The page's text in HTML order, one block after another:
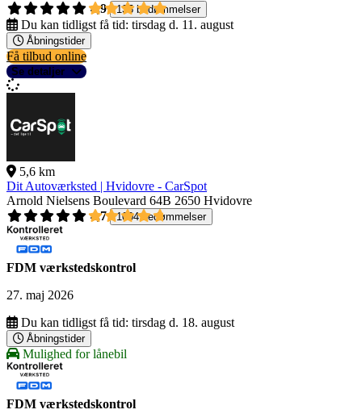
4,9
135 bedømmelser
Du kan tidligst få tid: tirsdag d. 11. august
Åbningstider
Få tilbud online
Se detaljer
5,6 km
Dit Autoværksted | Hvidovre - CarSpot
Arnold Nielsens Boulevard 64B 2650 Hvidovre
4,7
1004 bedømmelser
FDM værkstedskontrol
27. maj 2026
Du kan tidligst få tid: tirsdag d. 18. august
Åbningstider
Mulighed for lånebil
FDM værkstedskontrol